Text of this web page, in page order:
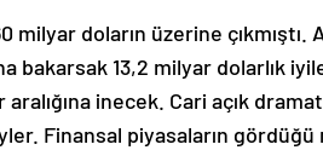
milyar doların üzerine
bakarsak 13,2 milyar dolarlık
inecek. Cari açık
Finansal piyasaların